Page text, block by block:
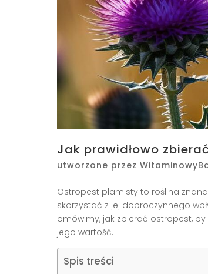
Jak prawidłowo
utworzone przez
Ostropest plamisty to roślina
skorzystać z jej dobroczynnego
omówimy, jak zbierać ostropest, by
jego wartość.
Spis treści